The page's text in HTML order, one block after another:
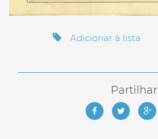
Adicionar à lista
Partilhar